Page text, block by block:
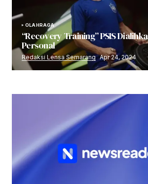
OLAHRAGA
“Recovery Training” PSIS
Personal
Redaksi Lensa Semarang Apr 24, 2024